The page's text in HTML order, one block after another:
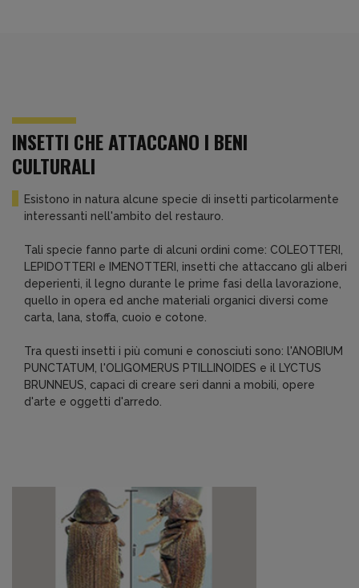
INSETTI CHE ATTACCANO I BENI
CULTURALI
Esistono in natura alcune specie di insetti particolarmente
interessanti nell'ambito del restauro.
Tali specie fanno parte di alcuni ordini come: COLEOTTERI,
LEPIDOTTERI e IMENOTTERI, insetti che attaccano gli alberi
deperienti, il legno durante le prime fasi della lavorazione,
quello in opera ed anche materiali organici diversi come
carta, lana, stoffa, cuoio e cotone.
Tra questi insetti i più comuni e conosciuti sono: l'ANOBIUM
PUNCTATUM, l'OLIGOMERUS PTILLINOIDES e il LYCTUS
BRUNNEUS, capaci di creare seri danni a mobili, opere
d'arte e oggetti d'arredo.